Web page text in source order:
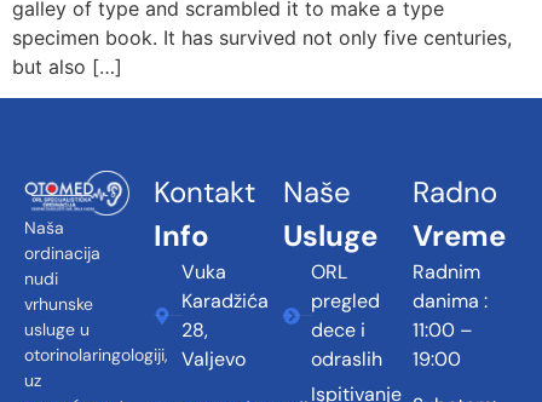
galley of type and scrambled it to make a type
specimen book. It has survived not only five centuries,
but also […]
Naša
ordinacija
nudi
vrhunske
usluge u
otorinolaringologiji,
uz
Kontakt
Info
Vuka
Karadžića
28,
Valjevo
Naše
Usluge
ORL
pregled
dece i
odraslih
Ispitivanje
Radno
Vreme
Radnim
danima :
11:00 –
19:00